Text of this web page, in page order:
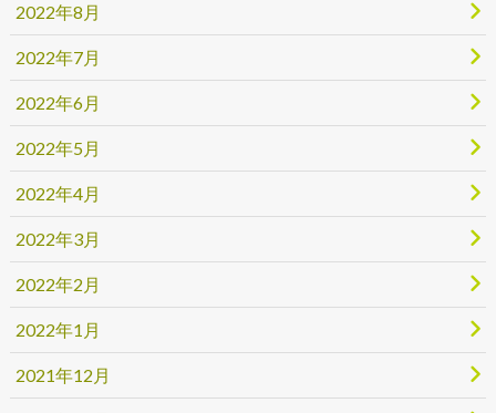
2022年8月
2022年7月
2022年6月
2022年5月
2022年4月
2022年3月
2022年2月
2022年1月
2021年12月